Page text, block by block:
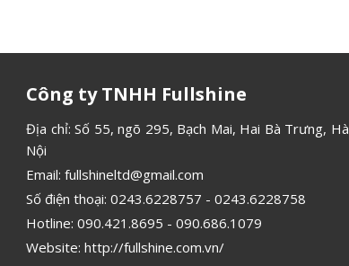
Công ty TNHH Fullshine
Địa chỉ: Số 55, ngõ 295, Bạch Mai, Hai Bà Trưng, Hà
Nội
Email: fullshineltd@gmail.com
Số điện thoại: 0243.6228757 - 0243.6228758
Hotline: 090.421.8695 - 090.686.1079
Website: http://fullshine.com.vn/